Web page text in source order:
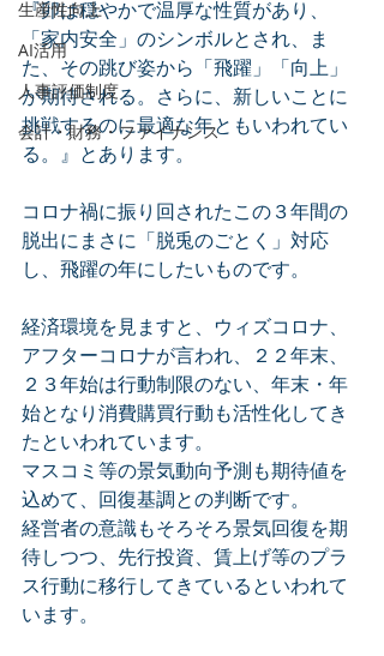
生産性向上
AI活用
人事評価制度
会計・財務・ファイナンス
『卯は穏やかで温厚な性質があり、
「家内安全」のシンボルとされ、ま
た、その跳び姿から「飛躍」「向上」
が期待される。さらに、新しいことに
挑戦するのに最適な年ともいわれてい
る。』とあります。
コロナ禍に振り回されたこの３年間の
脱出にまさに「脱兎のごとく」対応
し、飛躍の年にしたいものです。
経済環境を見ますと、ウィズコロナ、
アフターコロナが言われ、２２年末、
２３年始は行動制限のない、年末・年
始となり消費購買行動も活性化してき
たといわれています。
マスコミ等の景気動向予測も期待値を
込めて、回復基調との判断です。
経営者の意識もそろそろ景気回復を期
待しつつ、先行投資、賃上げ等のプラ
ス行動に移行してきているといわれて
います。